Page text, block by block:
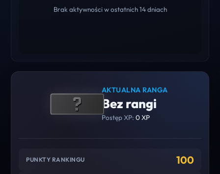
Brak aktywności w ostatnich 14 dniach
AKTUALNA RANGA
Bez rangi
Postęp XP: 0 XP
PUNKTY RANKINGU 100